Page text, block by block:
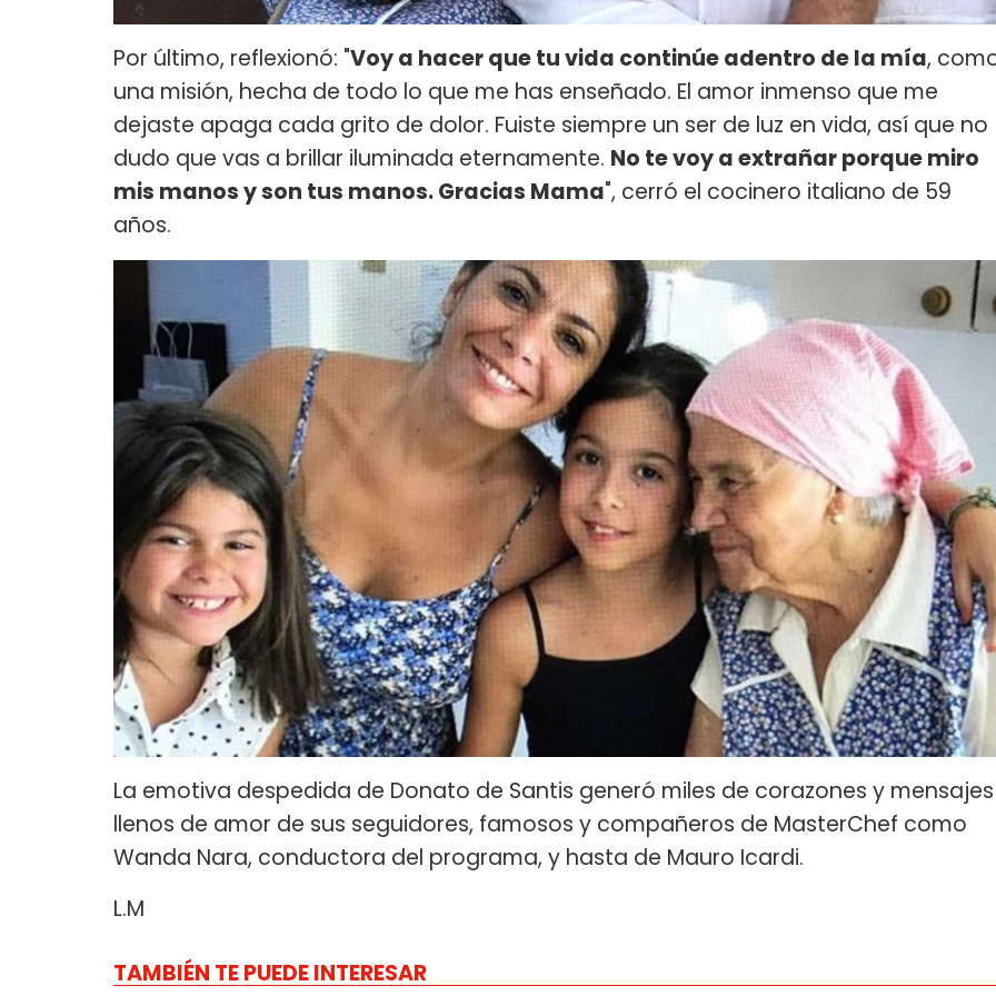
Por último, reflexionó: "Voy a hacer que tu vida continúe adentro de la mía,
una misión, hecha de todo lo que me has enseñado. El amor inmenso que me
dejaste apaga cada grito de dolor. Fuiste siempre un ser de luz en vida, así que no
dudo que vas a brillar iluminada eternamente. No te voy a extrañar porque miro
mis manos y son tus manos. Gracias Mama", cerró el cocinero italiano de 59
años.
La emotiva despedida de Donato de Santis generó miles de corazones y mensajes
llenos de amor de sus seguidores, famosos y compañeros de MasterChef como
Wanda Nara, conductora del programa, y hasta de Mauro Icardi.
L.M
TAMBIÉN TE PUEDE INTERESAR